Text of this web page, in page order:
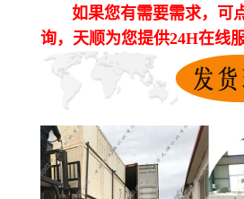
如果您有需要需求，可
询，天顺为您提供24H在线